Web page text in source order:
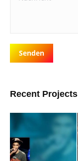
Senden
Recent Projects